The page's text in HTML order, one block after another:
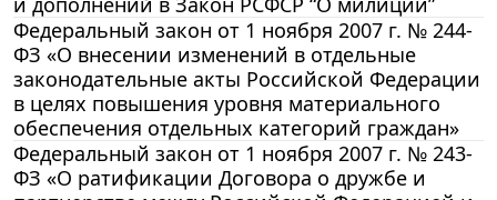
Федеральный закон от 1 ноября 2007 г. № 244-
ФЗ «О внесении изменений в отдельные
законодательные акты Российской Федерации
в целях повышения уровня материального
обеспечения отдельных категорий граждан»
Федеральный закон от 1 ноября 2007 г. № 243-
ФЗ «О ратификации Договора о дружбе и